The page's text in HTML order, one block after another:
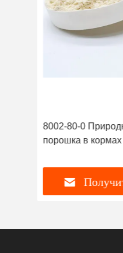
8002-80-0
порошка в